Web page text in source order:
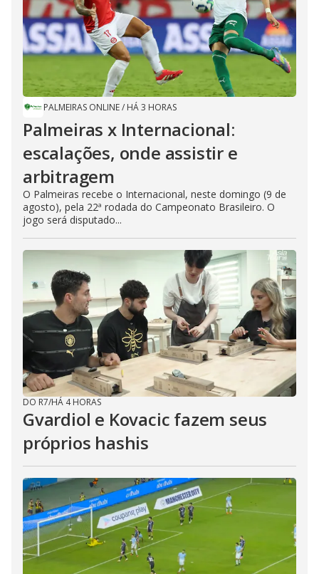
PALMEIRAS ONLINE/ HÁ 3 HORAS
Palmeiras x Internacional:
escalações, onde assistir e
arbitragem
O Palmeiras recebe o Internacional, neste domingo (9 de
agosto), pela 22ª rodada do Campeonato Brasileiro. O
jogo será disputado...
DO R7/HÁ 4 HORAS
Gvardiol e Kovacic fazem seus
próprios hashis